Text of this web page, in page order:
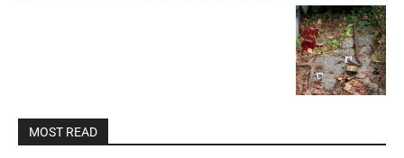
MOST READ